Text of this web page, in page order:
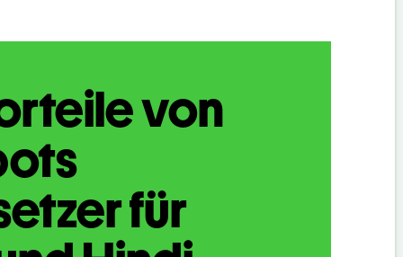
von
für